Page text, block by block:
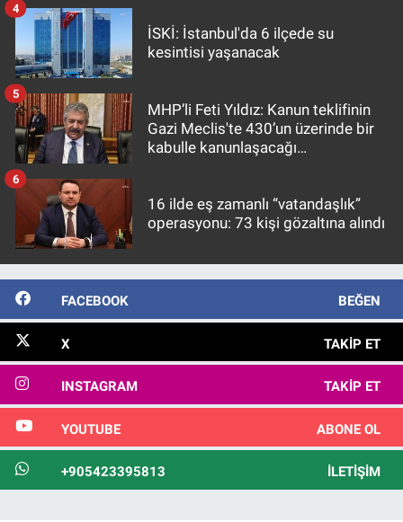
İSKİ: İstanbul'da 6 ilçede su
kesintisi yaşanacak
4
MHP’li Feti Yıldız: Kanun teklifinin
Gazi Meclis'te 430’un üzerinde bir
kabulle kanunlaşacağı
5
16 ilde eş zamanlı “vatandaşlık”
operasyonu: 73 kişi gözaltına alındı
6
FACEBOOK BEĞEN
X TAKIP ET
INSTAGRAM TAKIP ET
YOUTUBE ABONE OL
+905423395813 İLETIŞIM